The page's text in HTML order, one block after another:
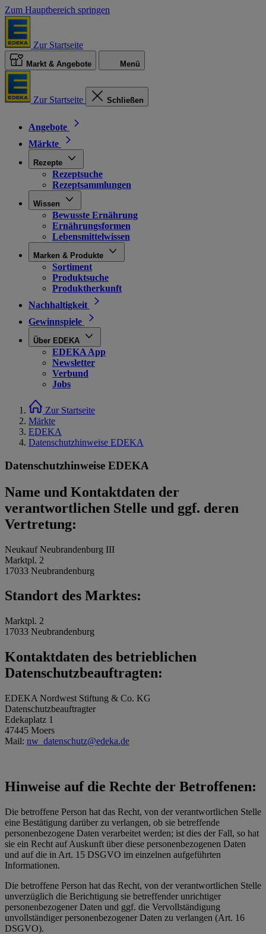
Zum Hauptbereich springen
Zur Startseite
Markt & Angebote Menü
Zur Startseite Schließen
Angebote
Märkte
Rezepte
Rezeptsuche
Rezeptsammlungen
Wissen
Bewusste Ernährung
Ernährungsformen
Lebensmittelwissen
Marken & Produkte
Sortiment
Produktsuche
Produktherkunft
Nachhaltigkeit
Gewinnspiele
Über EDEKA
EDEKA App
Newsletter
Verbund
Jobs
Zur Startseite
Märkte
EDEKA
Datenschutzhinweise EDEKA
Datenschutzhinweise EDEKA
Name und Kontaktdaten der
verantwortlichen Stelle und ggf. deren
Vertretung:
Neukauf Neubrandenburg III
Marktpl. 2
17033 Neubrandenburg
Standort des Marktes:
Marktpl. 2
17033 Neubrandenburg
Kontaktdaten des betrieblichen
Datenschutzbeauftragten:
EDEKA Nordwest Stiftung & Co. KG
Datenschutzbeauftragter
Edekaplatz 1
47445 Moers
Mail: nw_datenschutz@edeka.de
Hinweise auf die Rechte der Betroffenen:
Die betroffene Person hat das Recht, von der verantwortlichen Stelle
eine Bestätigung darüber zu verlangen, ob sie betreffende
personenbezogene Daten verarbeitet werden; ist dies der Fall, so hat
sie ein Recht auf Auskunft über diese personenbezogenen Daten
und auf die in Art. 15 DSGVO im einzelnen aufgeführten
Informationen.
Die betroffene Person hat das Recht, von der verantwortlichen Stelle
unverzüglich die Berichtigung sie betreffender unrichtiger
personenbezogener Daten und ggf. die Vervollständigung
unvollständiger personenbezogener Daten zu verlangen (Art. 16
DSGVO).